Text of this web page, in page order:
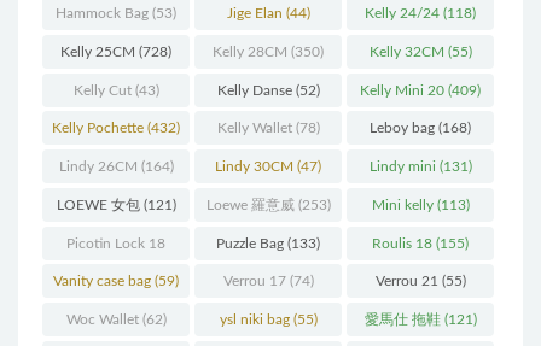
(216) (60)
Hammock Bag (53) Jige Elan (44) Kelly 24/24 (118)
Kelly 25CM (728) Kelly 28CM (350) Kelly 32CM (55)
Kelly Cut(43) Kelly Danse(52) Kelly Mini 20 (409)
Kelly Pochette (432) Kelly Wallet(78) Leboy bag (168)
Lindy 26CM (164) Lindy 30CM (47) Lindy mini (131)
LOEWE 女包(121) Loewe 羅意威(253) Mini kelly(113)
Picotin Lock 18
(202)
Puzzle Bag (133) Roulis 18 (155)
Vanity case bag (59) Verrou 17(74) Verrou 21 (55)
Woc Wallet(62) ysl niki bag(55) 愛馬仕 拖鞋(121)